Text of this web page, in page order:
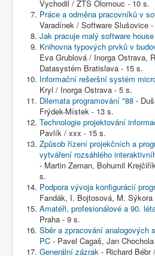
Vychodil / ZTS Olomouc - 10 s.
Práce a odměna pracovníků v
Varadínek / Software Slušovice
Jak pracuje malý software house
Knihovna typových prvků v
Eva Grublová / Inorga Ostrava,
Datasystém Bratislava - 15 s.
Informační rešeršní systém
Kryl / Inorga Ostrava - 5 s.
Dilemata programování "88 -
Frýdek-Místek - 13 s.
Technologie projektování
Pavlík / xxx - 15 s.
Způsob řízení projekčních a
vytváření rozsáhlého
- Martin Zeman, Bohumil
s.
Podpora vývoja konfigurácií
Fandák, I. Bojtosová, M.
Amatéři, profesionálové a 90.
Praha - 9 s.
Sběr a zpracování analogových
PC - Pavel Cagaš, Jan
Generální zázrak - Richard Bébr